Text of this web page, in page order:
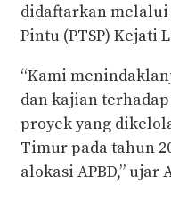
didaftarkan melalui
Pintu (PTSP) Kejati
“Kami
dan kajian
proyek yang
Timur pada tahun
alokasi APBD,” ujar